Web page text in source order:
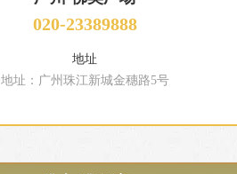
020-23389888
地址
地址：广州珠江新城金穗路5号